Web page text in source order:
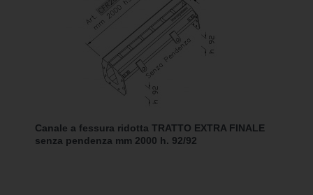
Canale a fessura ridotta TRATTO EXTRA FINALE
senza pendenza mm 2000 h. 92/92